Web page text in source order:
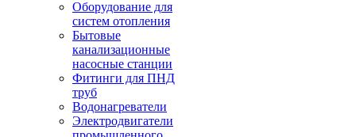
Оборудование для
систем отопления
Бытовые
канализационные
насосные станции
Фитинги для ПНД
труб
Водонагреватели
Электродвигатели